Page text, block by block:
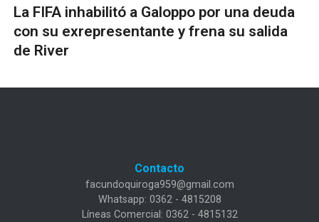
La FIFA inhabilitó a Galoppo por una deuda
con su exrepresentante y frena su salida
de River
Contacto
facundoquiroga959@gmail.com
Whatsapp: 0362 - 4815208
Líneas Comercial: 0362 - 4815132